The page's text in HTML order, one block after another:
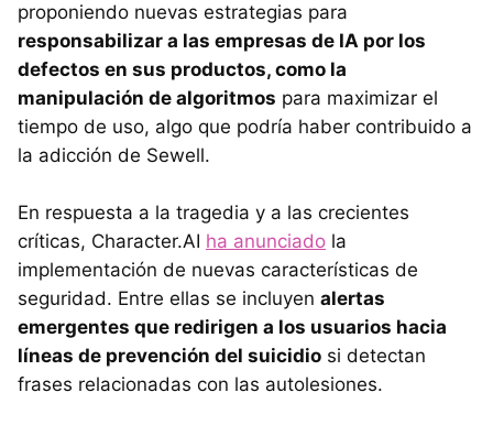
proponiendo nuevas estrategias para
responsabilizar a las empresas de IA por los
defectos en sus productos, como la
manipulación de algoritmos para maximizar el
tiempo de uso, algo que podría haber contribuido a
la adicción de Sewell.
En respuesta a la tragedia y a las crecientes
críticas, Character.AI ha anunciado la
implementación de nuevas características de
seguridad. Entre ellas se incluyen alertas
emergentes que redirigen a los usuarios hacia
líneas de prevención del suicidio si detectan
frases relacionadas con las autolesiones.